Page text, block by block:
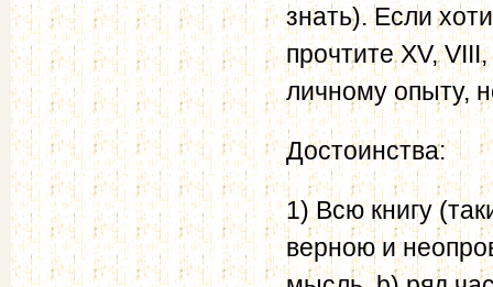
знать). Если
прочтите XV,
личному опыту,
Достоинства:
1) Всю книгу
верною и